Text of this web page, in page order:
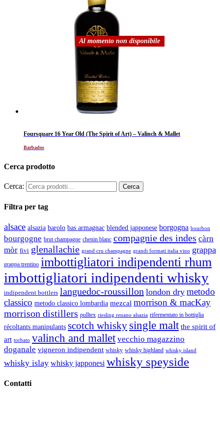
Al momento non disponibile
Foursquare 16 Year Old (The Spirit of Art) – Valinch & Mallet
Barbados
Cerca prodotto
Cerca:
Filtra per tag
alsace alsazia barolo bas armagnac blended japponese borgogna bourbon
bourgogne brut champagne chenin blanc compagnie des indes càrn
mòr fivi glenallachie grand cru champagne grandi formati italia vino grappa
grappa trentino imbottigliatori indipendenti rhum
imbottigliatori indipendenti whisky
indipendent bottlers languedoc-roussillon london dry metodo
classico metodo classico lombardia mezcal morrison & macKay
morrison distillers pulltex riesling renano alsazia rifermentato in bottiglia
récoltants manipulants scotch whisky single malt the spirit of
art torbato valinch and mallet vecchio magazzino
doganale vigneron indipendent whisky whisky highland whisky island
whisky islay whisky japponesi whisky speyside
Contatti